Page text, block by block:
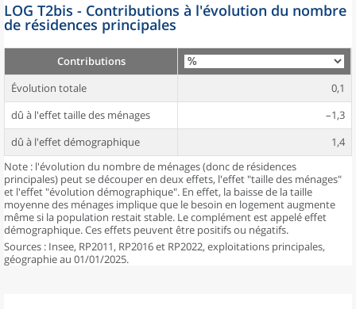
LOG T2bis - Contributions à l'évolution du nombre
de résidences principales
Contributions
Évolution totale
0,1
dû à l'effet taille des ménages
–1,3
dû à l'effet démographique
1,4
Note : l'évolution du nombre de ménages (donc de résidences
principales) peut se découper en deux effets, l'effet "taille des ménages"
et l'effet "évolution démographique". En effet, la baisse de la taille
moyenne des ménages implique que le besoin en logement augmente
même si la population restait stable. Le complément est appelé effet
démographique. Ces effets peuvent être positifs ou négatifs.
Sources : Insee, RP2011, RP2016 et RP2022, exploitations principales,
géographie au 01/01/2025.